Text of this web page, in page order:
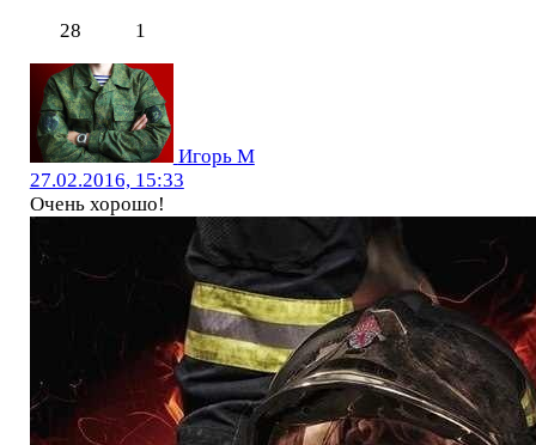
28
1
Игорь М
27.02.2016, 15:33
Очень хорошо!